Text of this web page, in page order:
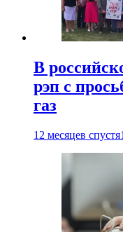
В
рэп с
газ
12 месяцев спустя